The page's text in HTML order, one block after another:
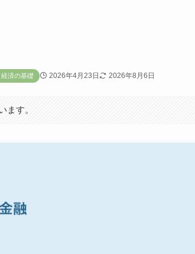
済の基礎 2026年4月23日 2026年8月6日
ます。